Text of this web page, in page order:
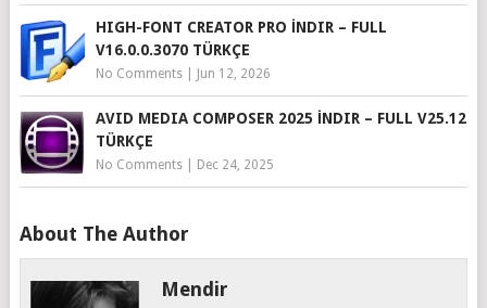
HIGH-FONT CREATOR PRO İNDIR – FULL
V16.0.0.3070 TÜRKÇE
No Comments| Jun 12, 2026
AVID MEDIA COMPOSER 2025 İNDIR – FULL V25.12
TÜRKÇE
No Comments| Dec 24, 2025
About The Author
Mendir